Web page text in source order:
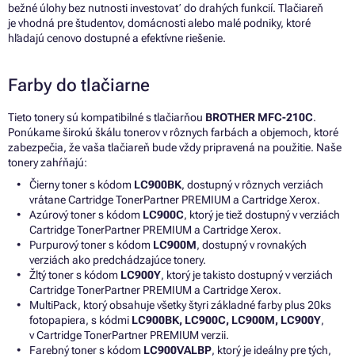
bežné úlohy bez nutnosti investovať do drahých funkcií. Tlačiareň
je vhodná pre študentov, domácnosti alebo malé podniky, ktoré
hľadajú cenovo dostupné a efektívne riešenie.
Farby do tlačiarne
Tieto tonery sú kompatibilné s tlačiarňou BROTHER MFC-210C.
Ponúkame širokú škálu tonerov v rôznych farbách a objemoch, ktoré
zabezpečia, že vaša tlačiareň bude vždy pripravená na použitie. Naše
tonery zahŕňajú:
Čierny toner s kódom LC900BK, dostupný v rôznych verziách
vrátane Cartridge TonerPartner PREMIUM a Cartridge Xerox.
Azúrový toner s kódom LC900C, ktorý je tiež dostupný v verziách
Cartridge TonerPartner PREMIUM a Cartridge Xerox.
Purpurový toner s kódom LC900M, dostupný v rovnakých
verziách ako predchádzajúce tonery.
Žltý toner s kódom LC900Y, ktorý je takisto dostupný v verziách
Cartridge TonerPartner PREMIUM a Cartridge Xerox.
MultiPack, ktorý obsahuje všetky štyri základné farby plus 20ks
fotopapiera, s kódmi LC900BK, LC900C, LC900M, LC900Y,
v Cartridge TonerPartner PREMIUM verzii.
Farebný toner s kódom LC900VALBP, ktorý je ideálny pre tých,